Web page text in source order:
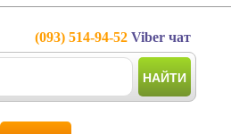
(093) 514-94-52 Viber чат
НАЙТИ